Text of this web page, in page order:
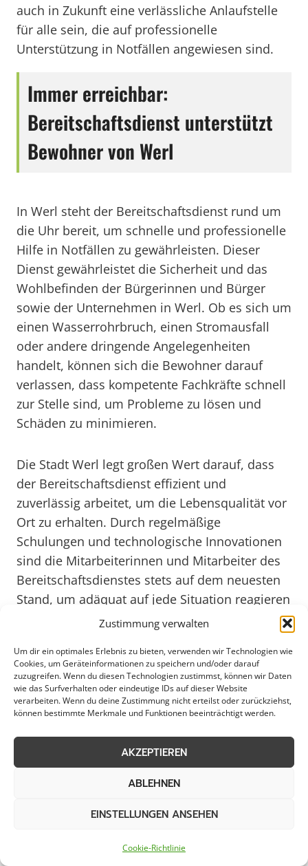
Zustimmung verwalten
Um dir ein optimales Erlebnis zu bieten, verwenden wir Technologien wie
Cookies, um Geräteinformationen zu speichern und/oder darauf
zuzugreifen. Wenn du diesen Technologien zustimmst, können wir Daten
wie das Surfverhalten oder eindeutige IDs auf dieser Website
verarbeiten. Wenn du deine Zustimmung nicht erteilst oder zurückziehst,
können bestimmte Merkmale und Funktionen beeinträchtigt werden.
AKZEPTIEREN
ABLEHNEN
EINSTELLUNGEN ANSEHEN
Cookie-Richtlinie
auch in Zukunft eine verlässliche Anlaufstelle
für alle sein, die auf professionelle
Unterstützung in Notfällen angewiesen sind.
Immer erreichbar:
Bereitschaftsdienst unterstützt
Bewohner von Werl
In Werl steht der Bereitschaftsdienst rund um
die Uhr bereit, um schnelle und professionelle
Hilfe in Notfällen zu gewährleisten. Dieser
Dienst gewährleistet die Sicherheit und das
Wohlbefinden der Bürgerinnen und Bürger
sowie der Unternehmen in Werl. Ob es sich um
einen Wasserrohrbruch, einen Stromausfall
oder andere dringende Angelegenheiten
handelt, können sich die Bewohner darauf
verlassen, dass kompetente Fachkräfte schnell
zur Stelle sind, um Probleme zu lösen und
Schäden zu minimieren.
Die Stadt Werl legt großen Wert darauf, dass
der Bereitschaftsdienst effizient und
zuverlässig arbeitet, um die Lebensqualität vor
Ort zu erhalten. Durch regelmäßige
Schulungen und technologische Innovationen
sind die Mitarbeiterinnen und Mitarbeiter des
Bereitschaftsdienstes stets auf dem neuesten
Stand, um adäquat auf jede Situation reagieren
zu können. Dieser Einsatz für die Sicherheit
und Funktionsfähigkeit der Infrastruktur macht
Werl zu einem verlässlichen und
zukunftsorientierten Standort, der auch im Jahr
2025 mit einem gut organisierten
Bereitschaftsdienst überzeugt.
Für die Gemeinden und Gewerbebetriebe in
Werl ist es beruhigend zu wissen, dass der
ist und schnelle Hilfe bietet. Durch die enge
Behörden ist eine reibungslose Koordination